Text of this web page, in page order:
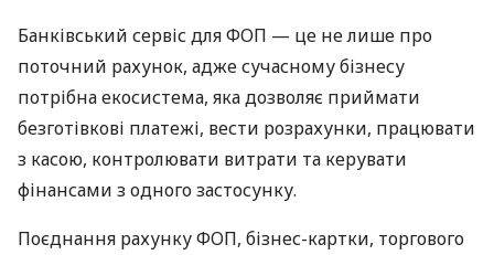
Банківський сервіс для ФОП — це не лише про
поточний рахунок, адже сучасному бізнесу
потрібна екосистема, яка дозволяє приймати
безготівкові платежі, вести розрахунки, працювати
з касою, контролювати витрати та керувати
фінансами з одного застосунку.
Поєднання рахунку ФОП, бізнес-картки, торгового